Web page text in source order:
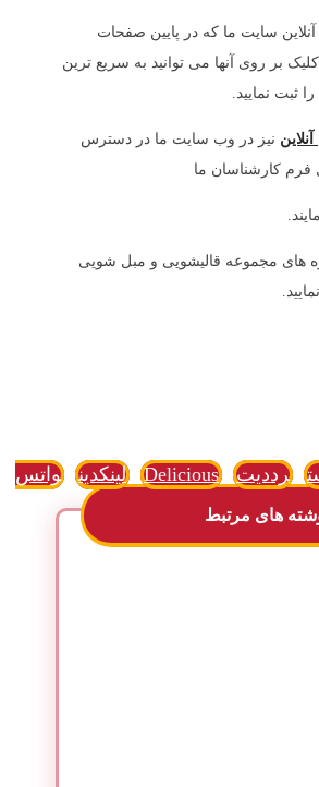
سایت ما که در پایین صفحات
بر روی آنها می توانید به سریع ترین
نمایید.
نیز در وب سایت ما در دسترس
کارشناسان ما
های مجموعه قالیشویی و مبل شویی
رددیت Delicious لینکدین
واتس
های مرتبط